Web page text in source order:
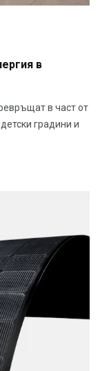
в
в част от
градини и